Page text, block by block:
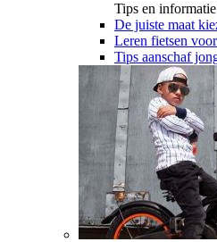
Tips en informatie
De juiste maat
Leren fietsen
Tips aanschaf